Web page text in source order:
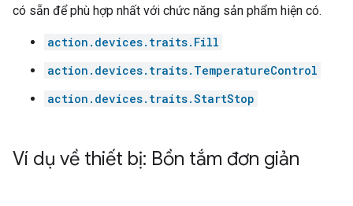
có sẵn để phù hợp nhất với chức năng sản phẩm hiện có.
action.devices.traits.Fill
action.devices.traits.TemperatureControl
action.devices.traits.StartStop
Ví dụ về thiết bị: Bồn tắm đơn giản